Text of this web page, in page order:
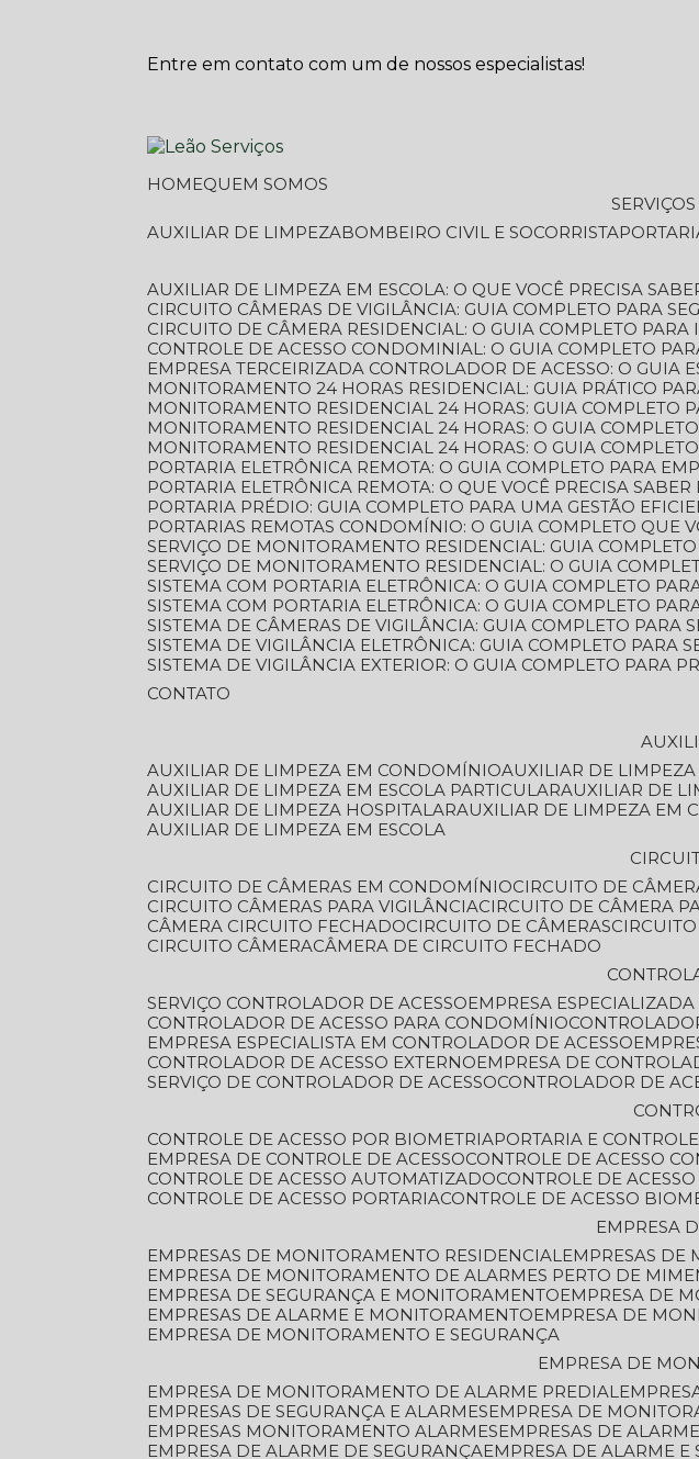
Entre em contato com um de nossos especialistas!
HOME
QUEM SOMOS
SERVIÇOS
AUXILIAR DE LIMPEZA
BOMBEIRO CIVIL E SOCORRISTA
AUXILIAR DE LIMPEZA EM ESCOLA: O QUE VOCÊ PRECISA
CIRCUITO CÂMERAS DE VIGILÂNCIA: GUIA COMPLETO PARA
CIRCUITO DE CÂMERA RESIDENCIAL: O GUIA COMPLETO PARA
CONTROLE DE ACESSO CONDOMINIAL: O GUIA COMPLETO
EMPRESA TERCEIRIZADA CONTROLADOR DE ACESSO: O GUIA
MONITORAMENTO 24 HORAS RESIDENCIAL: GUIA PRÁTICO
MONITORAMENTO RESIDENCIAL 24 HORAS: GUIA COMPLETO
MONITORAMENTO RESIDENCIAL 24 HORAS: O GUIA
MONITORAMENTO RESIDENCIAL 24 HORAS: O GUIA
PORTARIA ELETRÔNICA REMOTA: O GUIA COMPLETO PARA
PORTARIA ELETRÔNICA REMOTA: O QUE VOCÊ PRECISA
PORTARIA PRÉDIO: GUIA COMPLETO PARA UMA GESTÃO
PORTARIAS REMOTAS CONDOMÍNIO: O GUIA COMPLETO QUE
SERVIÇO DE MONITORAMENTO RESIDENCIAL: GUIA
SERVIÇO DE MONITORAMENTO RESIDENCIAL: O GUIA
SISTEMA COM PORTARIA ELETRÔNICA: O GUIA COMPLETO
SISTEMA COM PORTARIA ELETRÔNICA: O GUIA COMPLETO
SISTEMA DE CÂMERAS DE VIGILÂNCIA: GUIA COMPLETO PARA
SISTEMA DE VIGILÂNCIA ELETRÔNICA: GUIA COMPLETO PARA
SISTEMA DE VIGILÂNCIA EXTERIOR: O GUIA COMPLETO PARA
CONTATO
AUXILIAR DE LIMPEZA EM CONDOMÍNIO
AUXILIAR DE
AUXILIAR DE LIMPEZA EM ESCOLA PARTICULAR
AUXILIAR DE
AUXILIAR DE LIMPEZA HOSPITALAR
AUXILIAR DE LIMPEZA EM
AUXILIAR DE LIMPEZA EM ESCOLA
CIRCUITO DE CÂMERAS EM CONDOMÍNIO
CIRCUITO DE
CIRCUITO CÂMERAS PARA VIGILÂNCIA
CIRCUITO DE CÂMERA
CÂMERA CIRCUITO FECHADO
CIRCUITO DE CÂMERAS
CIRCUITO CÂMERA
CÂMERA DE CIRCUITO FECHADO
SERVIÇO CONTROLADOR DE ACESSO
EMPRESA
CONTROLADOR DE ACESSO PARA CONDOMÍNIO
EMPRESA ESPECIALISTA EM CONTROLADOR DE ACESSO
CONTROLADOR DE ACESSO EXTERNO
EMPRESA DE
SERVIÇO DE CONTROLADOR DE ACESSO
CONTROLADOR DE
CONTROLE DE ACESSO POR BIOMETRIA
PORTARIA E
EMPRESA DE CONTROLE DE ACESSO
CONTROLE DE ACESSO
CONTROLE DE ACESSO AUTOMATIZADO
CONTROLE DE
CONTROLE DE ACESSO PORTARIA CONTROLE DE ACESSO
EMPRESA
EMPRESAS DE MONITORAMENTO RESIDENCIAL
EMPRESAS
EMPRESA DE MONITORAMENTO DE ALARMES PERTO DE MIM
EMPRESA DE SEGURANÇA E MONITORAMENTO
EMPRESA DE
EMPRESAS DE ALARME E MONITORAMENTO
EMPRESA DE
EMPRESA DE MONITORAMENTO E SEGURANÇA
EMPRESA DE
EMPRESA DE MONITORAMENTO DE ALARME PREDIAL
EMPRESAS DE SEGURANÇA E ALARMES
EMPRESA DE
EMPRESAS MONITORAMENTO ALARMES
EMPRESAS DE
EMPRESA DE ALARME DE SEGURANÇA
EMPRESA DE ALARME